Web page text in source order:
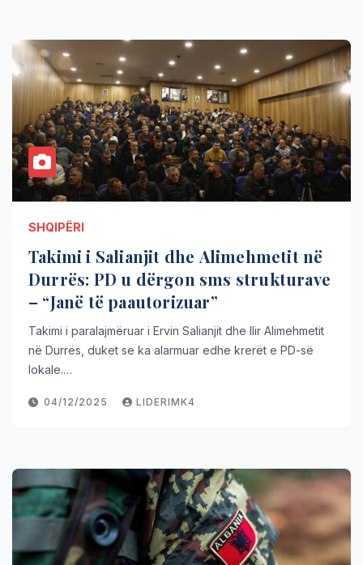
SHQIPËRI
Takimi i Salianjit dhe Alimehmetit në
Durrës: PD u dërgon sms strukturave
– “Janë të paautorizuar”
Takimi i paralajmëruar i Ervin Salianjit dhe Ilir Alimehmetit
në Durrës, duket se ka alarmuar edhe krerët e PD-së
lokale.…
04/12/2025 LIDERIMK4